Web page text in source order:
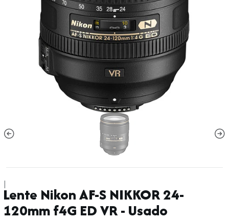
|
Lente Nikon AF-S NIKKOR 24-
120mm f4G ED VR - Usado